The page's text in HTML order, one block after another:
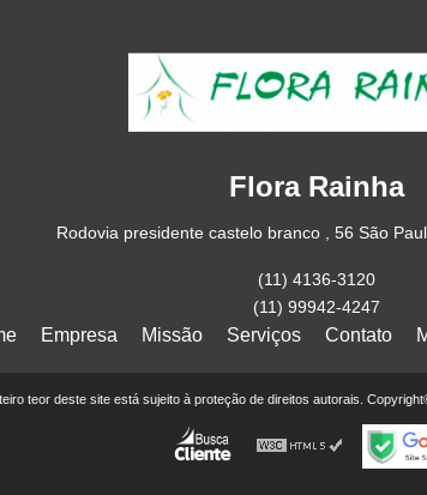
Flora Rainha
Rodovia presidente castelo branco , 56 São
(11) 4136-3120
(11) 99942-4247
Empresa Missão Serviços Contato
teor deste site está sujeito à proteção de direitos autorais.